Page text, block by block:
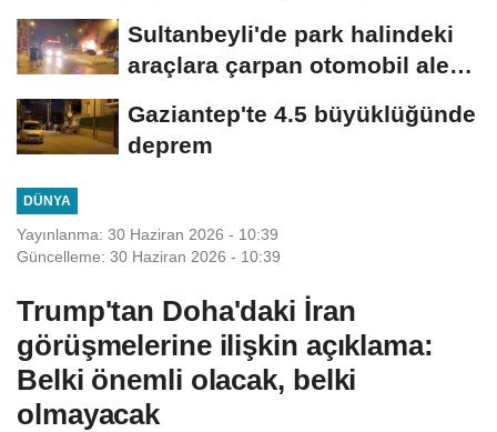
Sultanbeyli'de park halindeki
araçlara çarpan otomobil alev
Gaziantep'te 4.5 büyüklüğünde
deprem
DÜNYA
Yayınlanma: 30 Haziran 2026 - 10:39
Güncelleme: 30 Haziran 2026 - 10:39
Trump'tan Doha'daki İran
görüşmelerine ilişkin açıklama:
Belki önemli olacak, belki
olmayacak